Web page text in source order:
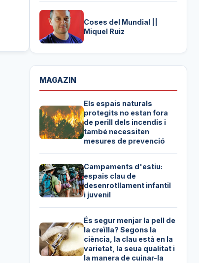
Coses del Mundial ||
Miquel Ruiz
MAGAZIN
Els espais naturals
protegits no estan fora
de perill dels incendis i
també necessiten
mesures de prevenció
Campaments d'estiu:
espais clau de
desenrotllament infantil
i juvenil
És segur menjar la pell de
la creïlla? Segons la
ciència, la clau està en la
varietat, la seua qualitat i
la manera de cuinar-la